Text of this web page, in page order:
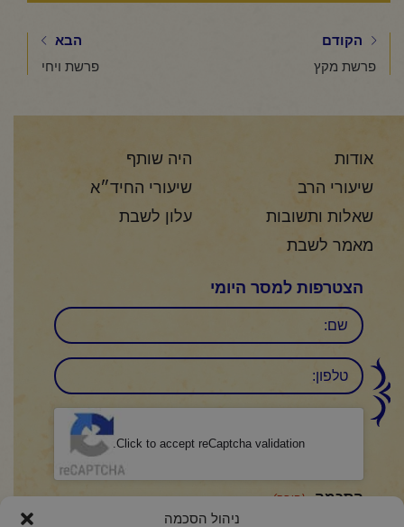
ניהול הסכמה
הקודם
פרשת מקץ
הבא
פרשת ויחי
אודות
היה שותף
שיעורי הרב
שיעורי החיד״א
שאלות ותשובות
עלון לשבת
מאמר לשבת
הצטרפות למסר היומי
שם
טלפון:
Click to accept reCaptcha validation.
הסכמה (חובה)